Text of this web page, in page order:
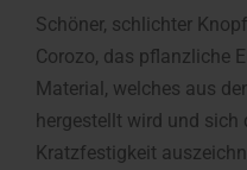
Schöner, schlichter
Corozo, das pflanzliche
Material, welches aus
hergestellt wird und sich
Kratzfestigkeit